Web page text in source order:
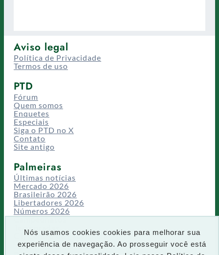
Nós usamos cookies cookies para melhorar sua
experiência de navegação. Ao prosseguir você está
Aviso legal
Política de Privacidade
Termos de uso
PTD
Fórum
Quem somos
Enquetes
Especiais
Siga o PTD no X
Contato
Site antigo
Palmeiras
Últimas notícias
Mercado 2026
Brasileirão 2026
Libertadores 2026
Números 2026
Campeonatos
CT/Centro de Excelência